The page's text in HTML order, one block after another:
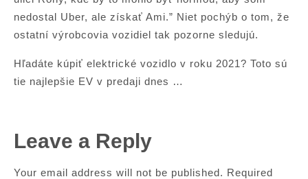
nedostal Uber, ale získať Ami.” Niet pochýb o tom, že
ostatní výrobcovia vozidiel tak pozorne sledujú.
Hľadáte kúpiť elektrické vozidlo v roku 2021? Toto sú
tie najlepšie EV v predaji dnes …
Leave a Reply
Your email address will not be published. Required